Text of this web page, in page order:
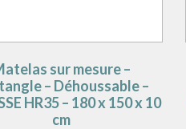
sur mesure –
– Déhoussable –
HR35 – 180 x 150 x 10
cm